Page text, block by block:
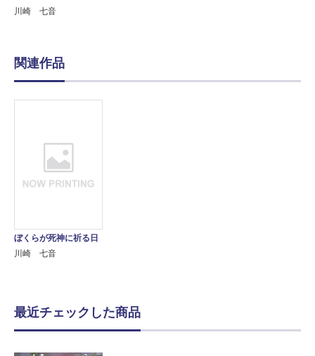
川崎 七音
関連作品
ぼくらが死神に祈る日
川崎 七音
最近チェックした商品